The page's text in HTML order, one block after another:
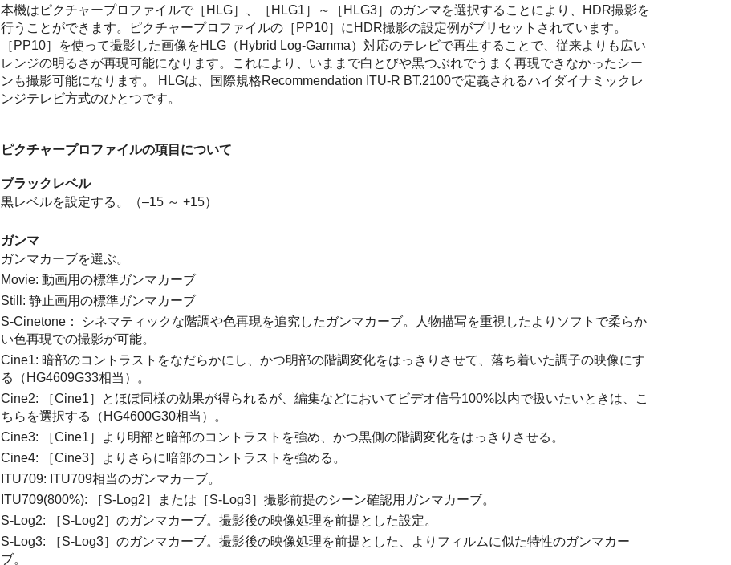
本機はピクチャープロファイルで ［HLG］ ［HLG1］ ～ ［HLG3］ のガンマを選択することにより、HDR撮影を
行うことができます。ピクチャープロファイルの ［PP10］ にHDR撮影の設定例がプリセットされています。
［PP10］
を使って撮影した画像をHLG（Hybrid Log-Gamma）対応のテレビで再生することで、従来よりも広い
レンジの明るさが再現可能になります。これにより、いままで白とびや黒つぶれでうまく再現できなかったシー
ンも撮影可能になります。 HLGは、国際規格Recommendation ITU-R BT.2100で定義されるハイダイナミックレ
ンジテレビ方式のひとつです。
ピクチャープロファイルの項目について
ブラックレベル
黒レベルを設定する。（–15 ～ +15）
ガンマ
ガンマカーブを選ぶ。
Movie: 動画用の標準ガンマカーブ
Still: 静止画用の標準ガンマカーブ
S-Cinetone： シネマティックな階調や色再現を追究したガンマカーブ。人物描写を重視したよりソフトで柔らか
い色再現での撮影が可能。
Cine1: 暗部のコントラストをなだらかにし、かつ明部の階調変化をはっきりさせて、落ち着いた調子の映像にす
る（HG4609G33相当）。
Cine2:
［Cine1］
とほぼ同様の効果が得られるが、編集などにおいてビデオ信号100%以内で扱いたいときは、こ
ちらを選択する（HG4600G30相当）。
Cine3: ［Cine1］
より明部と暗部のコントラストを強め、かつ黒側の階調変化をはっきりさせる。
Cine4:
［Cine3］
よりさらに暗部のコントラストを強める。
ITU709: ITU709相当のガンマカーブ。
ITU709(800%):
［S-Log2］ または ［S-Log3］ 撮影前提のシーン確認用ガンマカーブ。
S-Log2:
［S-Log2］ のガンマカーブ。撮影後の映像処理を前提とした設定。
S-Log3: ［S-Log3］ のガンマカーブ。撮影後の映像処理を前提とした、よりフィルムに似た特性のガンマカー
ブ。